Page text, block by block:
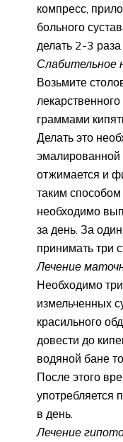
компресс,
больного
делать 2-3 раза
Слабительное
Возьмите
граммами
Делать это
эмалированной
отжимается и
таким
необходимо
за день. За
принимать три
Лечение
Необходимо
измельченных
красильного
довести до
водяной бане
После этого
употребляется
в день.
Лечение